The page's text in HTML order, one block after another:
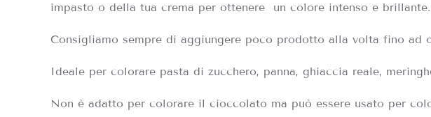
impasto o della tua crema per ottenere un colore intenso e brillante.
Consigliamo sempre di aggiungere poco prodotto alla volta fino ad
Ideale per colorare pasta di zucchero, panna, ghiaccia reale,
Non è adatto per colorare il cioccolato ma può essere usato per